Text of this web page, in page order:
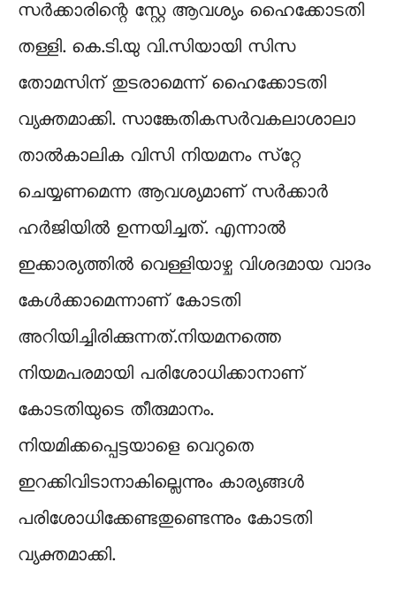
സര്‍ക്കാരിന്റെ സ്റ്റേ ആവശ്യം ഹൈക്കോടതി
തള്ളി. കെ.ടി.യു വി.സിയായി സിസ
തോമസിന് തുടരാമെന്ന് ഹൈക്കോടതി
വ്യക്തമാക്കി. സാങ്കേതികസര്‍വകലാശാലാ
താല്‍കാലിക വിസി നിയമനം സ്‌റ്റേ
ചെയ്യണമെന്ന ആവശ്യമാണ് സര്‍ക്കാര്‍
ഹര്‍ജിയില്‍ ഉന്നയിച്ചത്‌. എന്നാല്‍
ഇക്കാര്യത്തില്‍ വെള്ളിയാഴ്ച വിശദമായ വാദം
കേള്‍ക്കാമെന്നാണ് കോടതി
അറിയിച്ചിരിക്കുന്നത്.നിയമനത്തെ
നിയമപരമായി പരിശോധിക്കാനാണ്
കോടതിയുടെ തീരുമാനം.
നിയമിക്കപ്പെട്ടയാളെ വെറുതെ
ഇറക്കിവിടാനാകില്ലെന്നും കാര്യങ്ങള്‍
പരിശോധിക്കേണ്ടതുണ്ടെന്നും കോടതി
വ്യക്തമാക്കി.